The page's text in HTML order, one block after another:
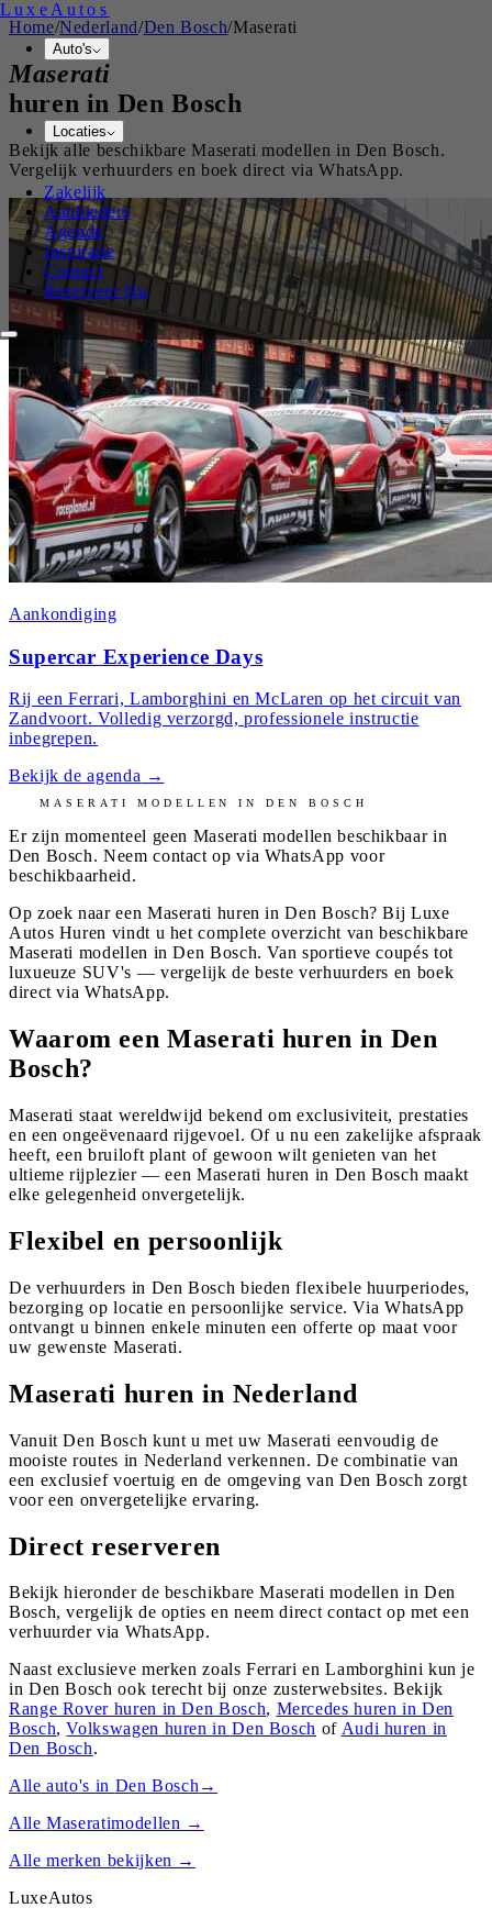
Luxe Autos
Auto's
Locaties
Zakelijk
Aanbieders
Agenda
Inspiratie
Contact
Reserveer Nu
Home/Nederland/Den Bosch/Maserati
Maserati
huren in Den Bosch
Bekijk alle beschikbareMaserati modellen in Den Bosch.
Vergelijk verhuurders en boek direct via WhatsApp.
Aankondiging
Supercar Experience Days
Rij een Ferrari, Lamborghini en McLaren op het circuit van
Zandvoort. Volledig verzorgd, professionele instructie
inbegrepen.
Bekijk de agenda →
MASERATI MODELLEN INDEN BOSCH
Er zijn momenteel geen Maserati modellen beschikbaar in
Den Bosch. Neem contact op via WhatsApp voor
beschikbaarheid.
Op zoek naar een Maserati huren in Den Bosch? Bij Luxe
Autos Huren vindt u het complete overzicht van beschikbare
Maserati modellen in Den Bosch. Van sportieve coupés tot
luxueuze SUV's — vergelijk de beste verhuurders en boek
direct via WhatsApp.
Waarom een Maserati huren in Den
Bosch?
Maserati staat wereldwijd bekend om exclusiviteit, prestaties
en een ongeëvenaard rijgevoel. Of u nu een zakelijke afspraak
heeft, een bruiloft plant of gewoon wilt genieten van het
ultieme rijplezier — een Maserati huren in Den Bosch maakt
elke gelegenheid onvergetelijk.
Flexibel en persoonlijk
De verhuurders in Den Bosch bieden flexibele huurperiodes,
bezorging op locatie en persoonlijke service. Via WhatsApp
ontvangt u binnen enkele minuten een offerte op maat voor
uw gewenste Maserati.
Maserati huren in Nederland
Vanuit Den Bosch kunt u met uw Maserati eenvoudig de
mooiste routes in Nederland verkennen. De combinatie van
een exclusief voertuig en de omgeving van Den Bosch zorgt
voor een onvergetelijke ervaring.
Direct reserveren
Bekijk hieronder de beschikbare Maserati modellen in Den
Bosch, vergelijk de opties en neem direct contact op met een
verhuurder via WhatsApp.
Naast exclusieve merken zoals Ferrari en Lamborghini kun je
in Den Bosch ook terecht bij onze zusterwebsites. Bekijk
Range Rover huren inDen Bosch, Mercedes huren inDen
Bosch,Volkswagen huren inDen Bosch of Audi huren in
Den Bosch.
Alle auto's in Den Bosch→
AlleMaseratimodellen →
Alle merken bekijken →
LuxeAutos